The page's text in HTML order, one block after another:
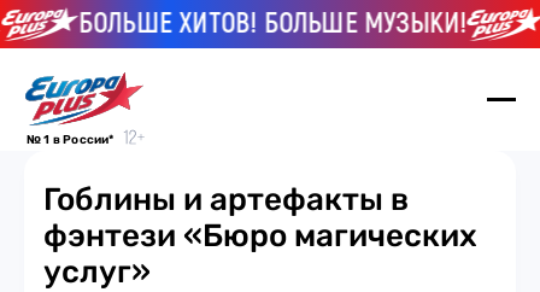
БОЛЬШЕ ХИТОВ! БОЛЬШЕ МУЗЫКИ!
№ 1 в России*
Гоблины и артефакты в
фэнтези «Бюро магических
услуг»